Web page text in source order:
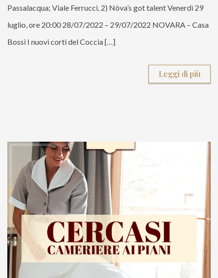
Passalacqua; Viale Ferrucci, 2) Nòva’s got talent Venerdì 29
luglio, ore 20:00 28/07/2022 – 29/07/2022 NOVARA – Casa
Bossi I nuovi corti del Coccia […]
Leggi di più